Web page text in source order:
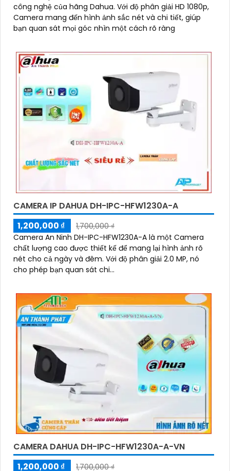
công nghệ của hãng Dahua. Với độ phân giải HD 1080p,
Camera mang đến hình ảnh sắc nét và chi tiết, giúp
bạn quan sát mọi góc nhìn một cách rõ ràng
CAMERA IP DAHUA DH-IPC-HFW1230A-A
1,200,000 ₫
1,700,000 ₫
Camera An Ninh DH-IPC-HFW1230A-A là một Camera
chất lượng cao được thiết kế để mang lại hình ảnh rõ
nét cho cả ngày và đêm. Với độ phân giải 2.0 MP, nó
cho phép bạn quan sát chi...
CAMERA DAHUA DH-IPC-HFW1230A-A-VN
1,200,000 ₫
1,700,000 ₫